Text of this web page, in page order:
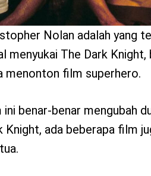
Nolan adalah yang
menyukai The Dark
menonton film superhero.
ini benar-benar mengubah
Knight, ada beberapa film